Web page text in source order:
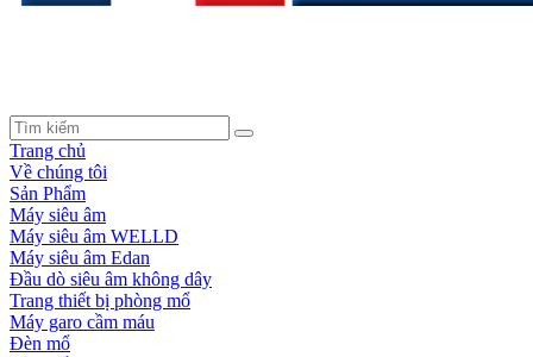
Trang chủ
Về chúng tôi
Sản Phẩm
Máy siêu âm
Máy siêu âm WELLD
Máy siêu âm Edan
Đầu dò siêu âm không dây
Trang thiết bị phòng mổ
Máy garo cầm máu
Đèn mổ